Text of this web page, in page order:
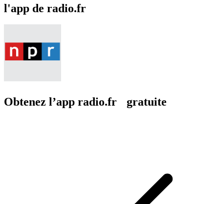
l'app de radio.fr
Obtenez l’app radio.fr gratuite